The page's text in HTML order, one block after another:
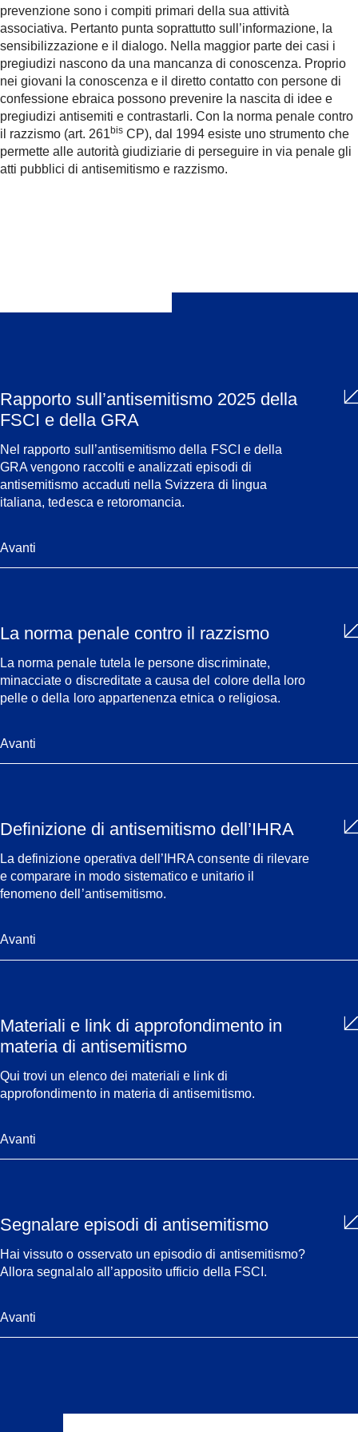
prevenzione sono i compiti primari della sua attività
associativa. Pertanto punta soprattutto sull’informazione, la
sensibilizzazione e il dialogo. Nella maggior parte dei casi i
pregiudizi nascono da una mancanza di conoscenza. Proprio
nei giovani la conoscenza e il diretto contatto con persone di
confessione ebraica possono prevenire la nascita di idee e
pregiudizi antisemiti e contrastarli. Con la norma penale contro
il razzismo (art. 261bis CP), dal 1994 esiste uno strumento che
permette alle autorità giudiziarie di perseguire in via penale gli
atti pubblici di antisemitismo e razzismo.
Rapporto sull’antisemitismo 2025 della
FSCI e della GRA
Nel rapporto sull’antisemitismo della FSCI e della
GRA vengono raccolti e analizzati episodi di
antisemitismo accaduti nella Svizzera di lingua
italiana, tedesca e retoromancia.
Avanti
La norma penale contro il razzismo
La norma penale tutela le persone discriminate,
minacciate o discreditate a causa del colore della loro
pelle o della loro appartenenza etnica o religiosa.
Avanti
Definizione di antisemitismo dell’IHRA
La definizione operativa dell’IHRA consente di rilevare
e comparare in modo sistematico e unitario il
fenomeno dell’antisemitismo.
Avanti
Materiali e link di approfondimento in
materia di antisemitismo
Qui trovi un elenco dei materiali e link di
approfondimento in materia di antisemitismo.
Avanti
Segnalare episodi di antisemitismo
Hai vissuto o osservato un episodio di antisemitismo?
Allora segnalalo all’apposito ufficio della FSCI.
Avanti